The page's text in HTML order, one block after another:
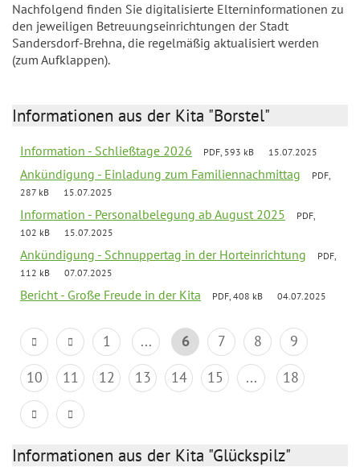
Nachfolgend finden Sie digitalisierte Elterninformationen zu
den jeweiligen Betreuungseinrichtungen der Stadt
Sandersdorf-Brehna, die regelmäßig aktualisiert werden
(zum Aufklappen).
Informationen aus der Kita "Borstel"
Information - Schließtage 2026 PDF, 593 kB 15.07.2025
Ankündigung - Einladung zum Familiennachmittag
PDF,
287 kB
15.07.2025
Information - Personalbelegung ab August 2025
PDF,
102 kB
15.07.2025
Ankündigung - Schnuppertag in der Horteinrichtung
PDF,
112 kB
07.07.2025
Bericht - Große Freude in der Kita PDF, 408 kB 04.07.2025
1 ... 6 7 8
9
10
11 12 13 14 15 ... 18
Informationen aus der Kita "Glückspilz"